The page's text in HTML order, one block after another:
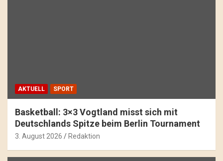
AKTUELL SPORT
Basketball: 3×3 Vogtland misst sich mit
Deutschlands Spitze beim Berlin Tournament
3. August 2026 Redaktion